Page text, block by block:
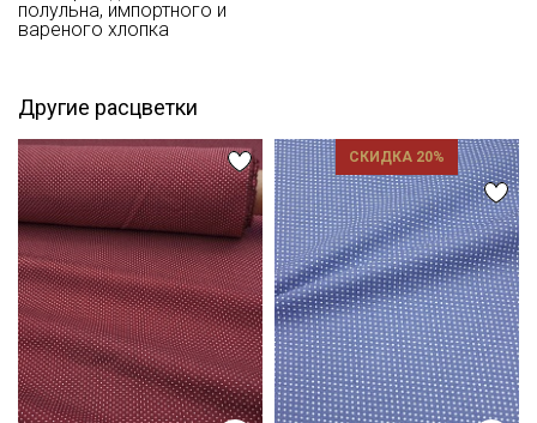
цвета ткани в зависимости от настроек вашего монитора и в
зависимости от партии.
полульна, импортного и
вареного хлопка
Другие расцветки
СКИДКА 20%